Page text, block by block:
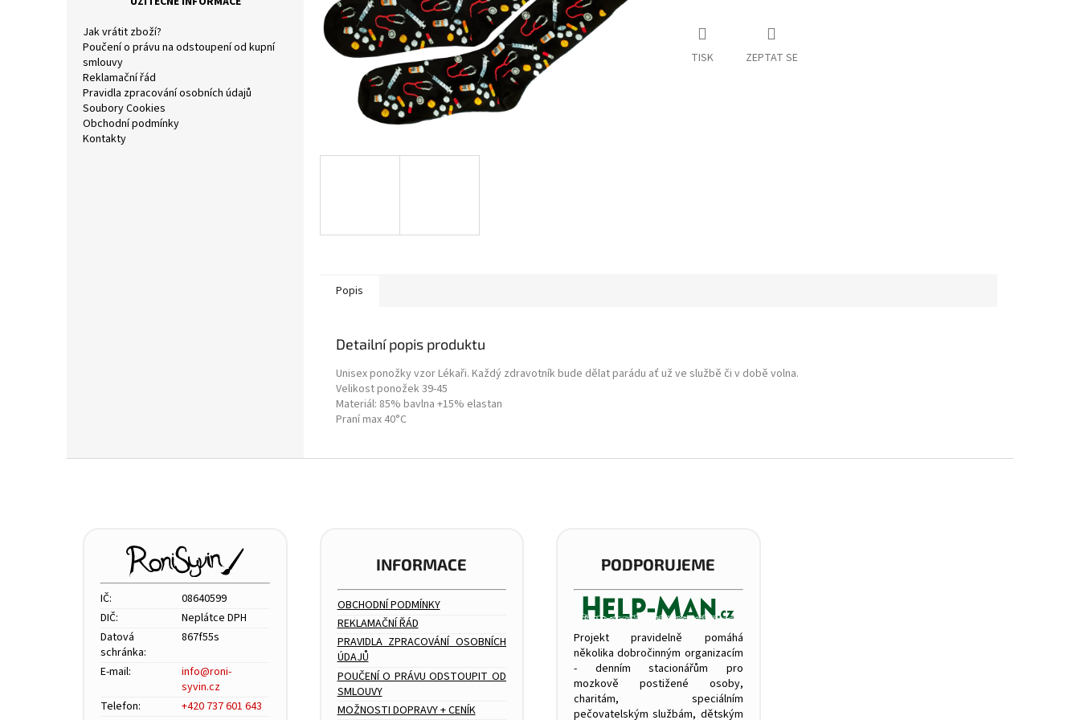
Jak vrátit zboží?
Poučení o právu na odstoupení od kupní
smlouvy
Reklamační řád
Pravidla zpracování osobních údajů
Soubory Cookies
Obchodní podmínky
Kontakty
TISK ZEPTAT SE
Popis
Detailní popis produktu
Unisex ponožky vzor Lékaři. Každý zdravotník bude dělat parádu ať už ve službě či v době volna.
Velikost ponožek 39-45
Materiál: 85% bavlna +15% elastan
Praní max 40°C
IČ:
08640599
DIČ:
Neplátce DPH
Datová
schránka:
867f55s
E-mail:
info@roni-
syvin.cz
Telefon:
+420 737 601 643
INFORMACE
OBCHODNÍ PODMÍNKY
REKLAMAČNÍ ŘÁD
PRAVIDLA ZPRACOVÁNÍ OSOBNÍCH
ÚDAJŮ
POUČENÍ O PRÁVU ODSTOUPIT OD
SMLOUVY
MOŽNOSTI DOPRAVY + CENÍK
PODPORUJEME
Projekt pravidelně pomáhá
několika dobročinným organizacím
- denním stacionářům pro
mozkově postižené osoby,
charitám, speciálním
pečovatelským službám, dětským